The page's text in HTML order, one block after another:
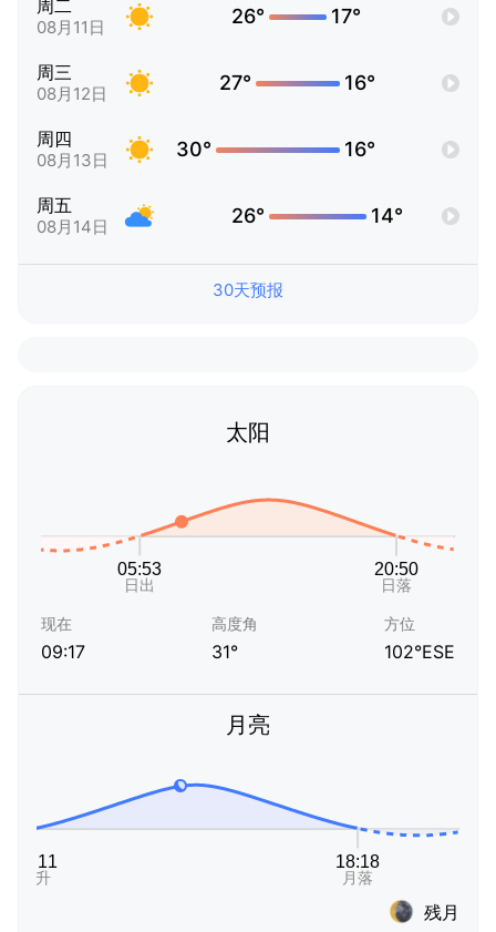
周二
08月11日 26° 17°
周三
08月12日 27° 16°
周四
08月13日 30° 16°
周五
08月14日 26° 14°
30天预报
太阳
现在
09:17
高度角
31°
方位
102°ESE
月亮
残月